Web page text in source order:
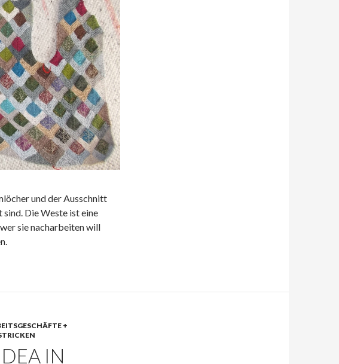
und der Ausschnitt
Die Weste ist eine
sie nacharbeiten will
+
IN